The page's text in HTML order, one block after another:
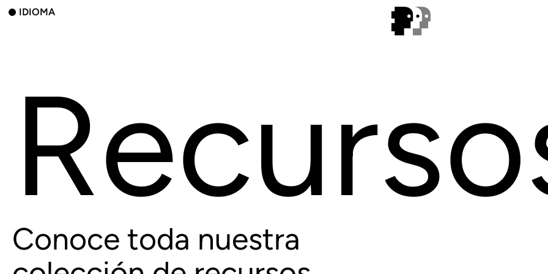
IDIOMA
Conoce toda nuestra